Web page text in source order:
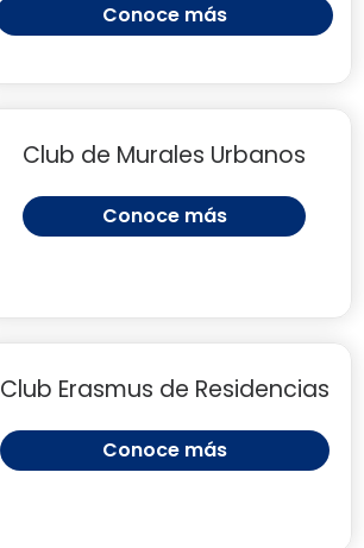
Conoce más
Club de Murales Urbanos
Conoce más
Club Erasmus de Residencias
Conoce más